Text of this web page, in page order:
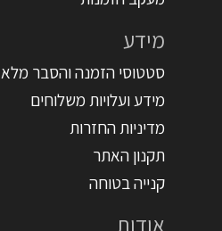
מידע
סטטוסי הזמנה והסבר מלא
מידע ועלויות משלוחים
מדיניות החזרות
תקנון האתר
קנייה בטוחה
אודות